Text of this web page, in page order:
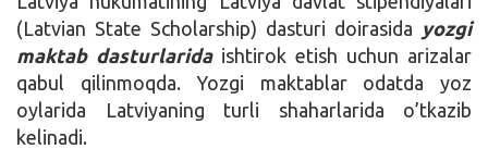
(Latvian State Scholarship) dasturi doirasida yozgi
maktab dasturlarida ishtirok etish uchun arizalar
qabul qilinmoqda. Yozgi maktablar odatda yoz
oylarida Latviyaning turli shaharlarida o’tkazib
kelinadi.